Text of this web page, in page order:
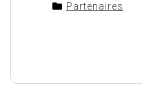
Partenaires